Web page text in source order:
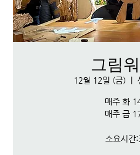
그림
12월 12일 (금)
매주 화
매주 금
소요시간